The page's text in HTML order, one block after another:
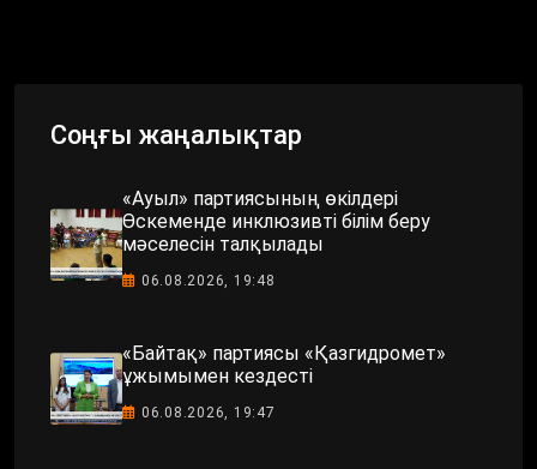
Соңғы жаңалықтар
«Ауыл» партиясының өкілдері
Өскеменде инклюзивті білім беру
мәселесін талқылады
06.08.2026, 19:48
«Байтақ» партиясы «Қазгидромет»
ұжымымен кездесті
06.08.2026, 19:47